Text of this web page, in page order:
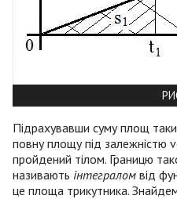
Підрахувавши суму площ
повну площу під залежністю
пройдений тілом. Границю
називають інтегралом від
це площа трикутника.